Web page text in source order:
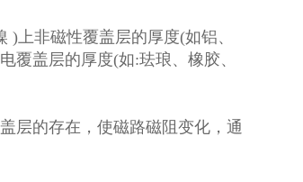
上非磁性覆盖层的厚度(如铝、
覆盖层的厚度(如:珐琅、橡胶、
层的存在，使磁路磁阻变化，通